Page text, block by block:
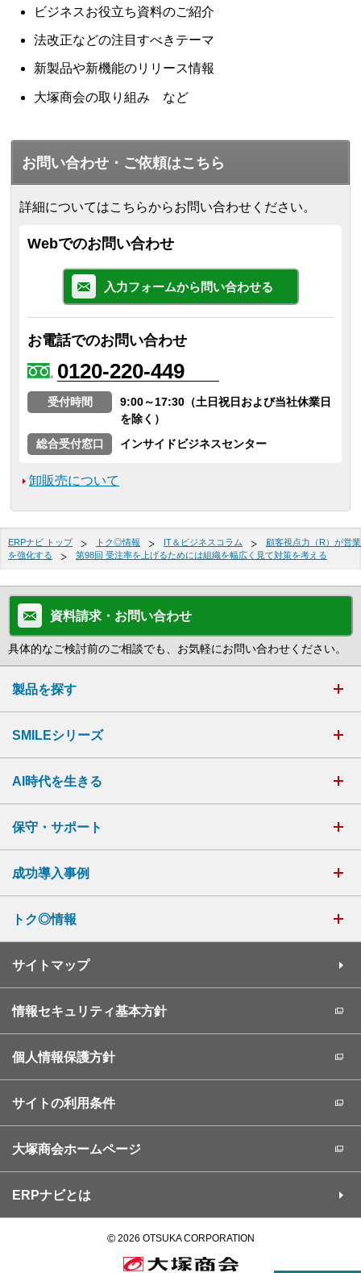
ビジネスお役立ち資料のご紹介
法改正などの注目すべきテーマ
新製品や新機能のリリース情報
大塚商会の取り組み など
お問い合わせ・ご依頼はこちら
詳細についてはこちらからお問い合わせください。
Webでのお問い合わせ
入力フォームから問い合わせる
お電話でのお問い合わせ
0120-220-449
受付時間
9:00～17:30（土日祝日および当社休業日
を除く）
総合受付窓口
インサイドビジネスセンター
卸販売について
ERPナビ トップ トク◎情報 IT＆ビジネスコラム
顧客視点力（R）が営業
を強化する
第98回 受注率を上げるためには組織を幅広く見て対策を考える
資料請求・お問い合わせ
具体的なご検討前のご相談でも、お気軽にお問い合わせください。
製品を探す
SMILEシリーズ
AI時代を生きる
保守・サポート
成功導入事例
トク◎情報
サイトマップ
情報セキュリティ基本方針
個人情報保護方針
サイトの利用条件
大塚商会ホームページ
ERPナビとは
©2026 OTSUKA CORPORATION